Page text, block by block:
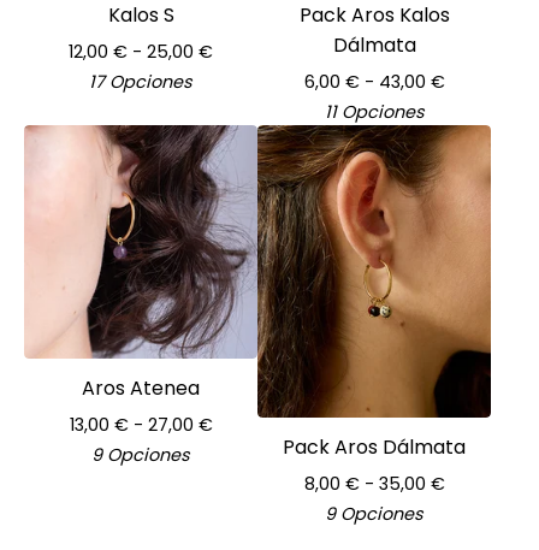
Kalos S
12,00 € - 25,00 €
17 Opciones
Pack Aros Kalos
Dálmata
6,00 €- 43,00 €
11 Opciones
Aros Atenea
13,00 €- 27,00 €
9 Opciones
Pack Aros Dálmata
8,00 €- 35,00 €
9 Opciones